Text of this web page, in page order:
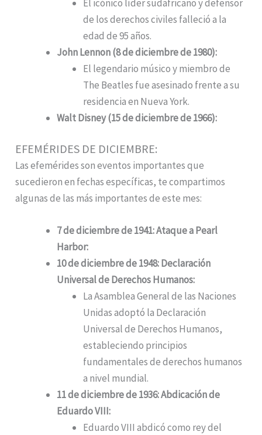
El icónico líder sudafricano y defensor
de los derechos civiles falleció a la
edad de 95 años.
John Lennon (8 de diciembre de 1980):
El legendario músico y miembro de
The Beatles fue asesinado frente a su
residencia en Nueva York.
Walt Disney (15 de diciembre de 1966):
EFEMÉRIDES DE DICIEMBRE:
Las efemérides son eventos importantes que
sucedieron en fechas específicas, te compartimos
algunas de las más importantes de este mes:
7 de diciembre de 1941: Ataque a Pearl
Harbor:
10 de diciembre de 1948: Declaración
Universal de Derechos Humanos:
La Asamblea General de las Naciones
Unidas adoptó la Declaración
Universal de Derechos Humanos,
estableciendo principios
fundamentales de derechos humanos
a nivel mundial.
11 de diciembre de 1936: Abdicación de
Eduardo VIII:
Eduardo VIII abdicó como rey del